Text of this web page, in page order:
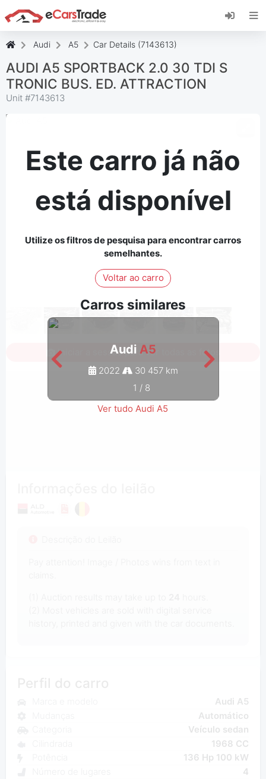
Instale a aplicação web eCarsTrade, adicione-a
ao seu ecrã inicial e receba atualizações
Audi A5 Car Details (7143613)
AUDI A5 SPORTBACK 2.0 30 TDI S
TRONIC BUS. ED. ATTRACTION
Unit #7143613
Este carro já não
está disponível
Utilize os filtros de pesquisa para encontrar carros
semelhantes.
Voltar ao carro
Carros similares
Audi A5
2022
30 457 km
1 / 8
Ver tudo Audi A5
Iniciar a sessão para ver todas as fotos
Audi A5
Automático
Veículo sedan
1968 CC
136 Hp 100 kW
4